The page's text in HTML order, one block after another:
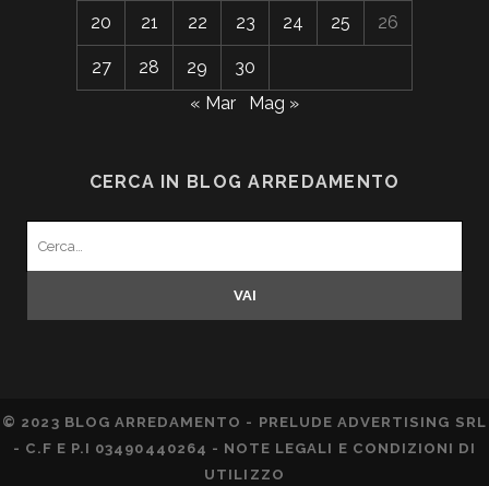
20 21 22 23 24 25 26
27 28 29
30
« Mar
Mag »
CERCA IN BLOG ARREDAMENTO
© 2023 BLOG ARREDAMENTO - PRELUDE ADVERTISING SRL
- C.F E P.I 03490440264 - NOTE LEGALI E CONDIZIONI DI
UTILIZZO